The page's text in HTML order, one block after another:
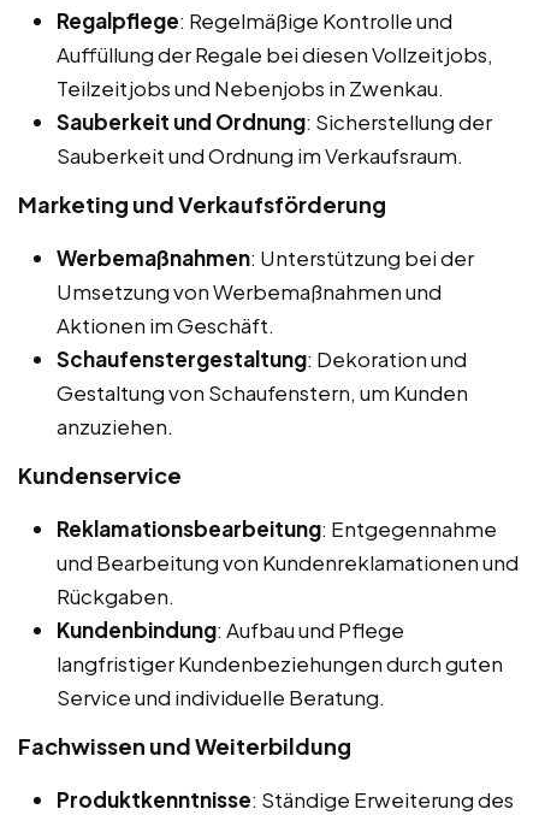
Regalpflege: Regelmäßige Kontrolle und
Auffüllung der Regale bei diesen Vollzeitjobs,
Teilzeitjobs und Nebenjobs in Zwenkau.
Sauberkeit und Ordnung: Sicherstellung der
Sauberkeit und Ordnung im Verkaufsraum.
Marketing und Verkaufsförderung
Werbemaßnahmen: Unterstützung bei der
Umsetzung von Werbemaßnahmen und
Aktionen im Geschäft.
Schaufenstergestaltung: Dekoration und
Gestaltung von Schaufenstern, um Kunden
anzuziehen.
Kundenservice
Reklamationsbearbeitung: Entgegennahme
und Bearbeitung von Kundenreklamationen und
Rückgaben.
Kundenbindung: Aufbau und Pflege
langfristiger Kundenbeziehungen durch guten
Service und individuelle Beratung.
Fachwissen und Weiterbildung
Produktkenntnisse: Ständige Erweiterung des